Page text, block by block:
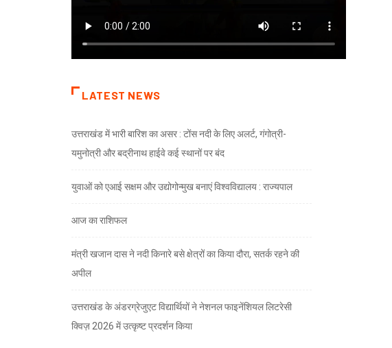
LATEST NEWS
उत्तराखंड में भारी बारिश का असर : टोंस नदी के लिए अलर्ट, गंगोत्री-
यमुनोत्री और बद्रीनाथ हाईवे कई स्थानों पर बंद
युवाओं को एआई सक्षम और उद्योगोन्मुख बनाएं विश्वविद्यालय : राज्यपाल
आज का राशिफल
मंत्री खजान दास ने नदी किनारे बसे क्षेत्रों का किया दौरा, सतर्क रहने की
अपील
उत्तराखंड के अंडरग्रेजुएट विद्यार्थियों ने नेशनल फाइनेंशियल लिटरेसी
क्विज़ 2026 में उत्कृष्ट प्रदर्शन किया